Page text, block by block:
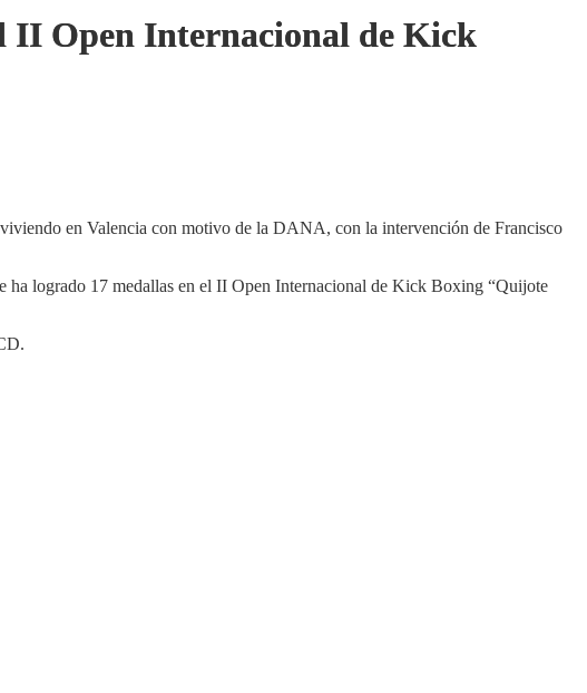
II Open Internacional de Kick
en Valencia con motivo de la DANA, con la intervención de Francisco
ha logrado 17 medallas en el II Open Internacional de Kick Boxing “Quijote